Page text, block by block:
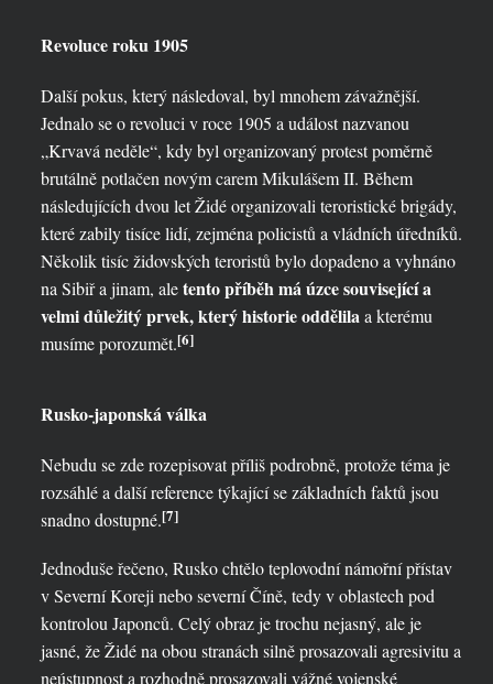
Revoluce roku 1905
Další pokus, který následoval, byl mnohem závažnější.
Jednalo se o revoluci v roce 1905 a událost nazvanou
„Krvavá neděle“, kdy byl organizovaný protest poměrně
brutálně potlačen novým carem Mikulášem II. Během
následujících dvou let Židé organizovali teroristické brigády,
které zabily tisíce lidí, zejména policistů a vládních úředníků.
Několik tisíc židovských teroristů bylo dopadeno a vyhnáno
na Sibiř a jinam, aletento příběh má úzce související a
velmi důležitý prvek, který historie oddělila a kterému
musíme porozumět.[6]
Rusko-japonská válka
Nebudu se zde rozepisovat příliš podrobně, protože téma je
rozsáhlé a další reference týkající se základních faktů jsou
snadno dostupné.[7]
Jednoduše řečeno, Rusko chtělo teplovodní námořní přístav
v Severní Koreji nebo severní Číně, tedy v oblastech pod
kontrolou Japonců. Celý obraz je trochu nejasný, ale je
jasné, že Židé na obou stranách silně prosazovali agresivitu a
neústupnost a rozhodně prosazovali vážné vojenské